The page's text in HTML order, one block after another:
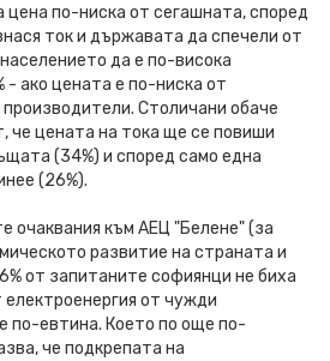
цена по-ниска от сегашната, според
ток и държавата да спечели от
да е по-висока
- ако цената е по-ниска от
Столичани обаче
че цената на тока ще се повиши
(34%) и според само една
(26%).
очаквания към АЕЦ "Белене" (за
развитие на страната и
от запитаните софиянци не биха
електроенергия от чужди
по-евтина. Което по още по-
че подкрепата на